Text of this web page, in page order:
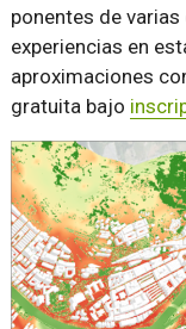
ponentes de
experiencias en
aproximaciones
gratuita bajo